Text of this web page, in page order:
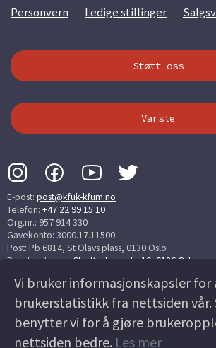
Personvern Ledige stillinger
Støtt oss
Varsle
E-post: post@kfuk-kfum.no
Telefon: +47 22 99 15 10
Org.nr.: 957 914 330
Gavekonto: 3000.17.11500
Post: Pb 6814, St Olavs plass, 0130 Oslo
Besøksadresse: Chr. Krohgs gate 10, 0186 Oslo
▼▼▼▼▼▼▼▼▼▼▼
Vi bruker informasjonskapsler for
brukerstatistikk fra nettsiden
benytter vi for å gjøre
nettsiden bedre. Les mer